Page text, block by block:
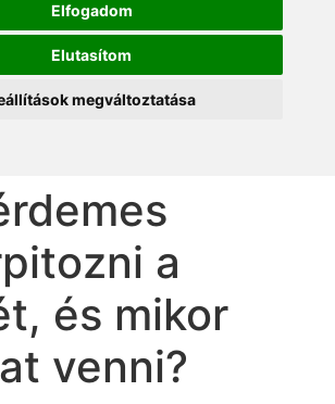
Elfogadom
Elutasítom
megváltoztatása
a
és mikor
venni?